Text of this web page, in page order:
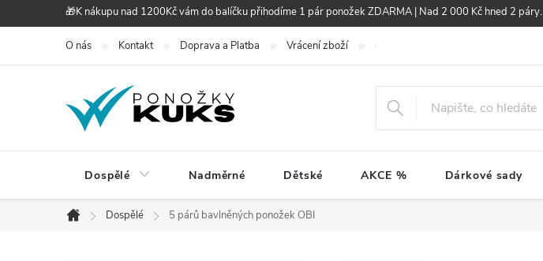
na
🎁K nákupu nad 1200Kč vám do balíčku přihodíme 1 pár ponožek ZDARMA | Nad 2 000 Kč hned 2 páry.
O nás Kontakt Doprava a Platba Vrácení zboží Obchodní podmínky
Dospělé Nadměrné Dětské AKCE % Dárkové sady
Domů
Dospělé 5 párů bavlněných ponožek OBI